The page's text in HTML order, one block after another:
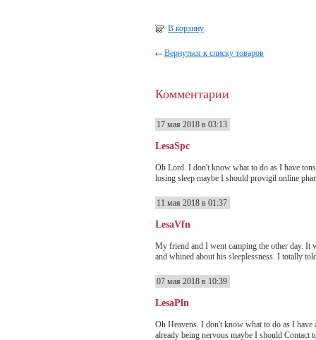
В корзину
Вернуться к списку товаров
Комментарии
17 мая 2018 в 03:13
LesaSpc
Oh Lord. I don't know what to do as I have
losing sleep maybe I should provigil online
11 мая 2018 в 01:37
LesaVfn
My friend and I went camping the other day. It
and whined about his sleeplessness. I totally
07 мая 2018 в 10:39
LesaPln
Oh Heavens. I don't know what to do as I
already being nervous maybe I should